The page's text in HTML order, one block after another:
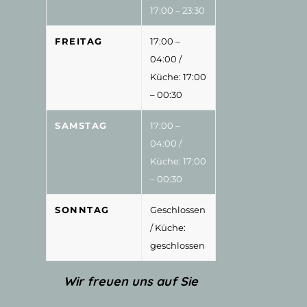
17:00 – 23:30
FREITAG
17:00 –
04:00 /
Küche: 17:00
– 00:30
SAMSTAG
17:00 –
04:00 /
Küche: 17:00
– 00:30
SONNTAG
Geschlossen
/ Küche:
geschlossen
Wir freuen uns auf Sie